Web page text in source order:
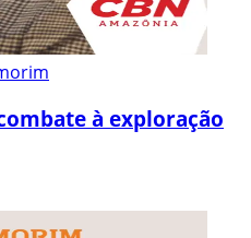
à exploração